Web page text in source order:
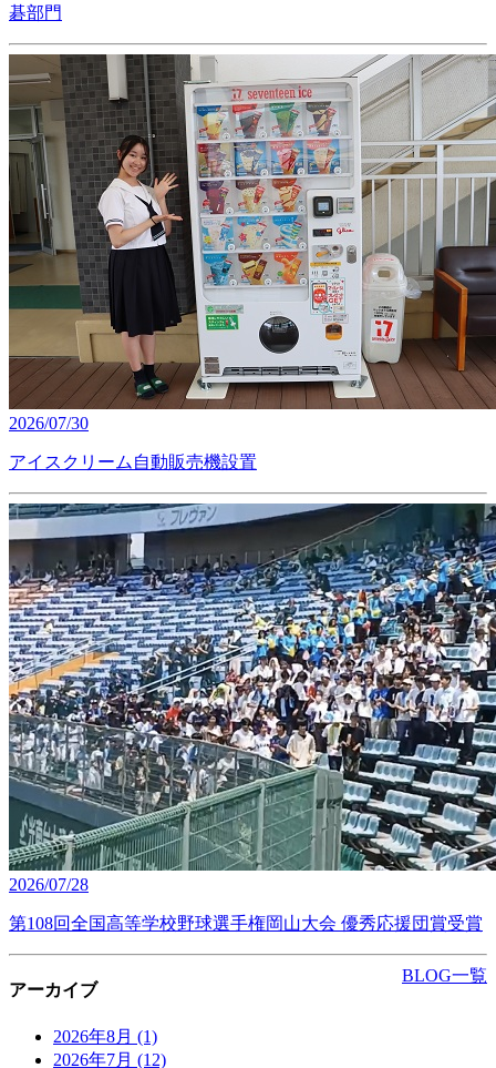
碁部門
2026/07/30
アイスクリーム自動販売機設置
2026/07/28
第108回全国高等学校野球選手権岡山大会 優秀応援団賞受賞
BLOG一覧
アーカイブ
2026年8月 (1)
2026年7月 (12)